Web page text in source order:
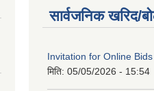
सार्वजनिक खरिद/
Invitation for Online Bids
मिति: 05/05/2026 - 15:54